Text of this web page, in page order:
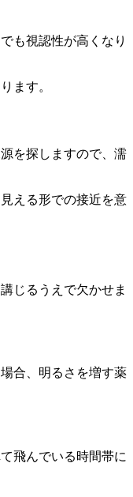
も視認性が高くなり
ます。
を探しますので、濡
える形での接近を意
じるうえで欠かせま
合、明るさを増す薬
飛んでいる時間帯に